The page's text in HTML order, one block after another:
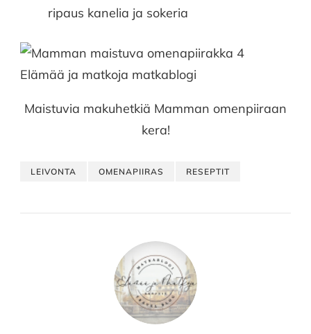
ripaus kanelia ja sokeria
Maistuvia makuhetkiä Mamman omenpiiraan
kera!
LEIVONTA OMENAPIIRAS RESEPTIT